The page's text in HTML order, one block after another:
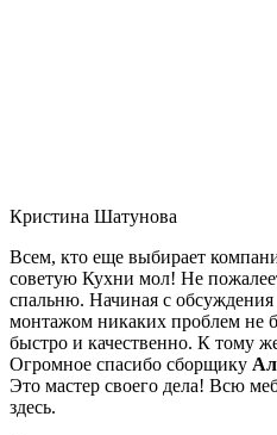
Кристина Шатунова
Всем, кто еще выбирает
советую Кухни мол! Не
спальню. Начиная с обсуждения
монтажом никаких проблем не
быстро и качественно. К тому
Огромное спасибо сборщику
Это мастер своего дела! Всю
здесь.